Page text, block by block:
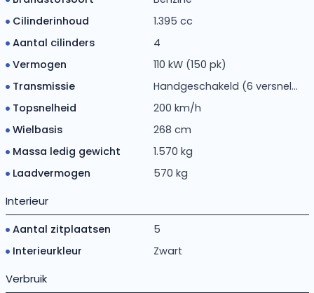
Cilinderinhoud
1.395 cc
Aantal cilinders
4
Vermogen
110 kW (150 pk)
Transmissie
Handgeschakeld (6 versnel...
Topsnelheid
200 km/h
Wielbasis
268 cm
Massa ledig gewicht
1.570 kg
Laadvermogen
570 kg
Interieur
Aantal zitplaatsen
5
Interieurkleur
Zwart
Verbruik